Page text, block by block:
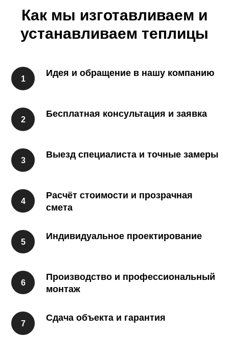
Как мы изготавливаем и
устанавливаем теплицы
Идея и обращение в нашу компанию
Бесплатная консультация и заявка
Выезд специалиста и точные замеры
Расчёт стоимости и прозрачная
смета
Индивидуальное проектирование
Производство и профессиональный
монтаж
Сдача объекта и гарантия